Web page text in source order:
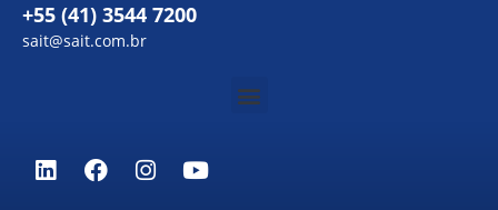
+55 (41) 3544 7200
sait@sait.com.br
Menu
L
i
F
a
I
n
Y
o